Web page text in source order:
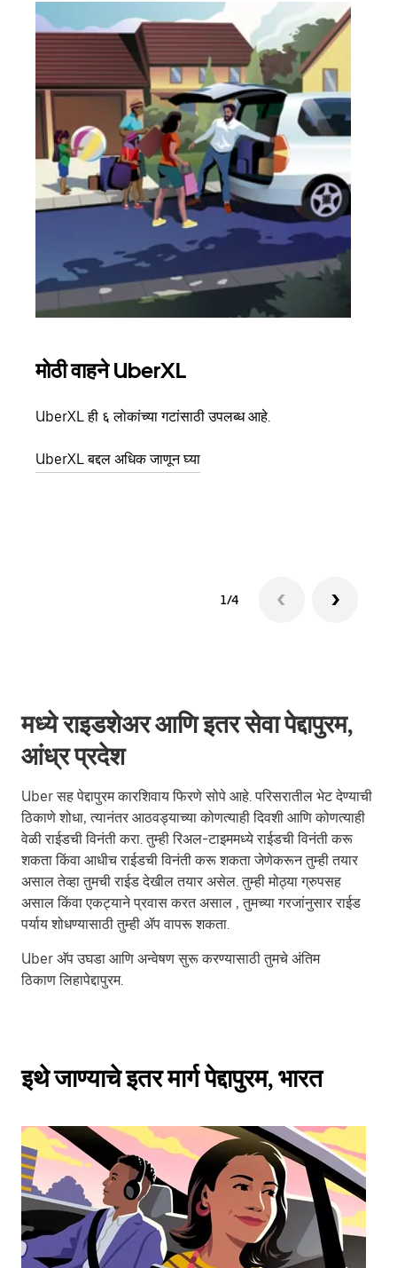
मोठी वाहने UberXL
UberXL ही ६ लोकांच्या गटांसाठी उपलब्ध आहे.
UberXL बद्दल अधिक जाणून घ्या
1/4
मध्ये राइडशेअर आणि इतर सेवा पेद्दापुरम,
आंध्र प्रदेश
Uber सह पेद्दापुरम कारशिवाय फिरणे सोपे आहे. परिसरातील भेट देण्याची
ठिकाणे शोधा, त्यानंतर आठवड्याच्या कोणत्याही दिवशी आणि कोणत्याही
वेळी राईडची विनंती करा. तुम्ही रिअल-टाइममध्ये राईडची विनंती करू
शकता किंवा आधीच राईडची विनंती करू शकता जेणेकरून तुम्ही तयार
असाल तेव्हा तुमची राईड देखील तयार असेल. तुम्ही मोठ्या ग्रुपसह
असाल किंवा एकट्याने प्रवास करत असाल , तुमच्या गरजांनुसार राईड
पर्याय शोधण्यासाठी तुम्ही ॲप वापरू शकता.
Uber अ‍ॅप उघडा आणि अन्वेषण सुरू करण्यासाठी तुमचे अंतिम
ठिकाण लिहापेद्दापुरम.
इथे जाण्याचे इतर मार्ग पेद्दापुरम, भारत